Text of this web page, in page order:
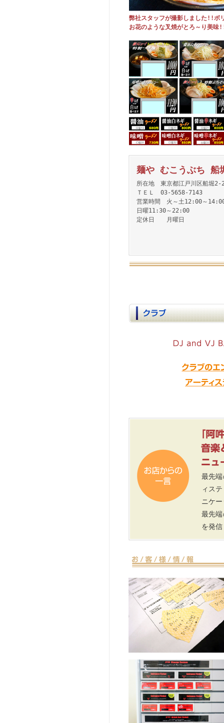
弊社スタッフが撮影しました!!ボ
お花のような叉焼がとろ～り美
麺や むこうぶち 船
所在地 東京都江戸川区船堀2-
ＴＥＬ 03-5658-7143
営業時間 火～土12:00～
日曜11:30～22:00
定休日 月曜日
最先
ィス
ニケ
最先
を発